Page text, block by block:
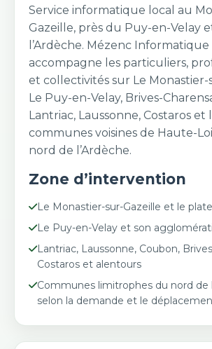
Service informatique local au
Gazeille, près du Puy-en-Velay
l’Ardèche. Mézenc Informatique
accompagne les particuliers,
et collectivités sur Le Monastier-
Le Puy-en-Velay, Brives-
Lantriac, Laussonne, Costaros et
communes voisines de Haute-
nord de l’Ardèche.
Zone d’intervention
Le Monastier-sur-Gazeille et le
Le Puy-en-Velay et son
Lantriac, Laussonne, Coubon,
Costaros et alentours
Communes limitrophes du nord de
selon la demande et le